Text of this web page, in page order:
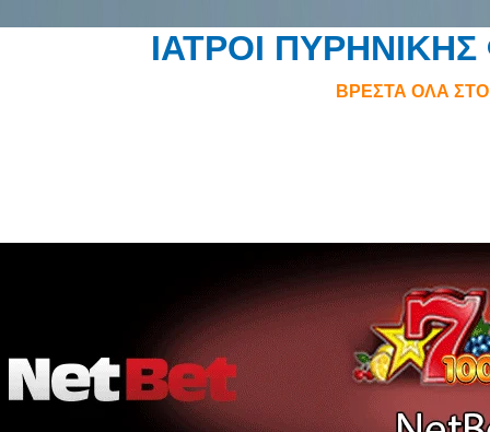
ΙΑΤΡΟΙ
ΒΡΕΣΤΑ ΟΛΑ